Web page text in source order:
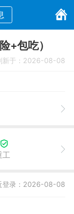
+包吃）
新于：2026-08-08
工
登录：2026-08-08